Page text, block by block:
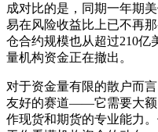
成对比的是，同期一年期
易在风险收益比上已不再
仓合约规模也从超过210亿
量机构资金正在撤出。
对于资金量有限的散户而
友好的赛道——它需要大额
作现货和期货的专业能力